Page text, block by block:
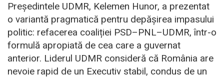
Președintele UDMR, Kelemen Hunor, a prezentat
o variantă pragmatică pentru depășirea impasului
politic: refacerea coaliției PSD–PNL–UDMR, într-o
formulă apropiată de cea care a guvernat
anterior. Liderul UDMR consideră că România are
nevoie rapid de un Executiv stabil, condus de un